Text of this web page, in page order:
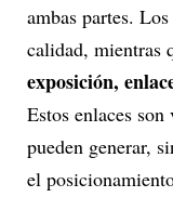
ambas partes.
calidad, mientras
exposición,
Estos enlaces
pueden generar,
el